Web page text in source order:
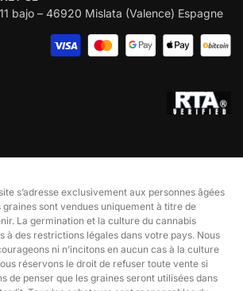
bajo – 46920 Mislata (Valence) Espagne
s’adresse exclusivement aux personnes âgées
graines sont vendues uniquement à titre de
La germination et la culture du cannabis
à des restrictions légales dans votre pays. Nous
ni n’incitons en aucun cas à la culture
réservons le droit de refuser toute vente si
de penser que les graines seront utilisées dans